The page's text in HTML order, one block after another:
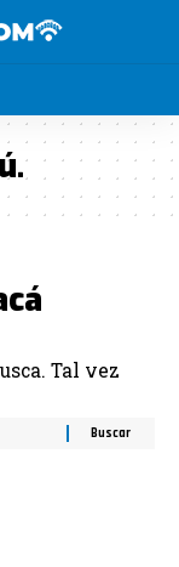
Tal vez